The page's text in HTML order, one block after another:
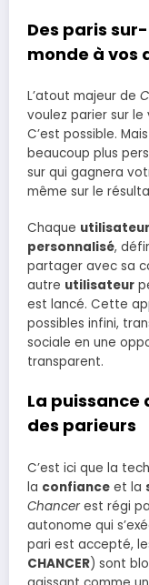
Des paris
monde à vos
L’atout majeur de
voulez parier sur le
C’est possible.
beaucoup plus
sur qui gagnera
même sur le
Chaque utilisateur
personnalisé,
partager avec sa
autre utilisateur
est lancé. Cette
possibles infini,
sociale en une
transparent.
La puissance
des parieurs
C’est ici que la
la confiance et la
Chancerest régi
autonome qui
pari est accepté,
CHANCER) sont